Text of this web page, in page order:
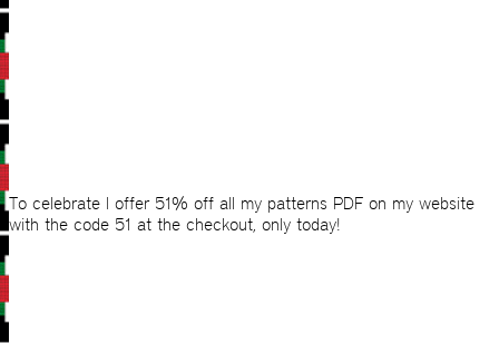
To celebrate I offer 51% off all my patterns PDF on my website
with the code 51 at the checkout, only today!